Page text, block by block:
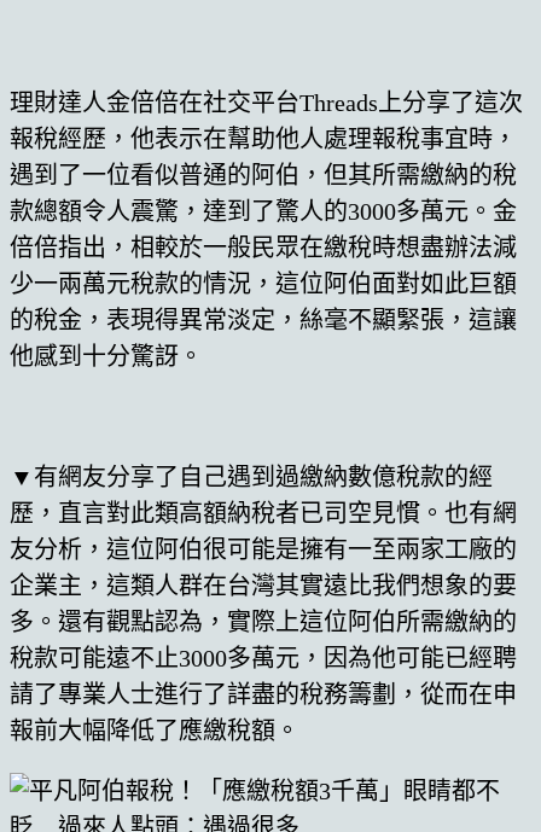
理財達人金倍倍在社交平台Threads上分享了這次
報稅經歷，他表示在幫助他人處理報稅事宜時，
遇到了一位看似普通的阿伯，但其所需繳納的稅
款總額令人震驚，達到了驚人的3000多萬元。金
倍倍指出，相較於一般民眾在繳稅時想盡辦法減
少一兩萬元稅款的情況，這位阿伯面對如此巨額
的稅金，表現得異常淡定，絲毫不顯緊張，這讓
他感到十分驚訝。
▼有網友分享了自己遇到過繳納數億稅款的經
歷，直言對此類高額納稅者已司空見慣。也有網
友分析，這位阿伯很可能是擁有一至兩家工廠的
企業主，這類人群在台灣其實遠比我們想象的要
多。還有觀點認為，實際上這位阿伯所需繳納的
稅款可能遠不止3000多萬元，因為他可能已經聘
請了專業人士進行了詳盡的稅務籌劃，從而在申
報前大幅降低了應繳稅額。